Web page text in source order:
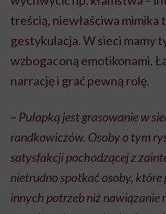
treścią, niewłaściwa mimika
gestykulacja. W sieci mamy
wzbogaconą emotikonami.
narrację i grać pewną rolę.
– Pułapką jest grasowanie w
randkowiczów. Osoby o tym
satysfakcji pochodzącej z
nietrudno spotkać osoby,
innych potrzeb niż nawiązanie